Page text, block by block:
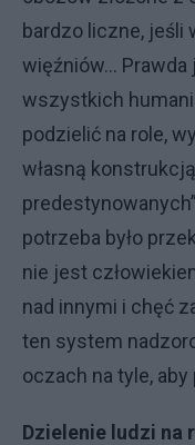
bardzo liczne, jeśli
więźniów… Prawda
wszystkich
podzielić na role,
własną
potrzeba było
nie jest
nad innymi i chęć
ten system
oczach na tyle,
Dzielenie ludzi na